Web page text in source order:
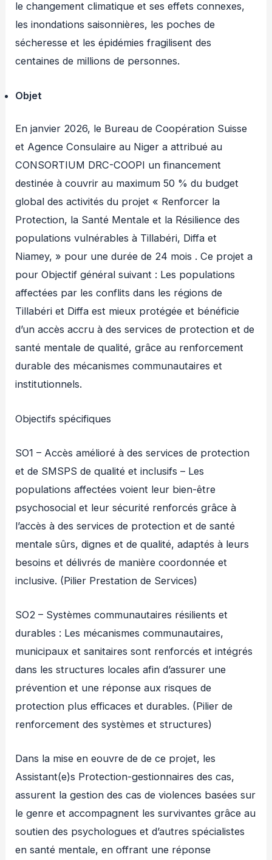
le changement climatique et ses effets connexes,
les inondations saisonnières, les poches de
sécheresse et les épidémies fragilisent des
centaines de millions de personnes.
Objet
En janvier 2026, le Bureau de Coopération Suisse
et Agence Consulaire au Niger a attribué au
CONSORTIUM DRC-COOPI un financement
destinée à couvrir au maximum 50 % du budget
global des activités du projet « Renforcer la
Protection, la Santé Mentale et la Résilience des
populations vulnérables à Tillabéri, Diffa et
Niamey, » pour une durée de 24 mois . Ce projet a
pour Objectif général suivant : Les populations
affectées par les conflits dans les régions de
Tillabéri et Diffa est mieux protégée et bénéficie
d’un accès accru à des services de protection et de
santé mentale de qualité, grâce au renforcement
durable des mécanismes communautaires et
institutionnels.
Objectifs spécifiques
SO1 – Accès amélioré à des services de protection
et de SMSPS de qualité et inclusifs – Les
populations affectées voient leur bien-être
psychosocial et leur sécurité renforcés grâce à
l’accès à des services de protection et de santé
mentale sûrs, dignes et de qualité, adaptés à leurs
besoins et délivrés de manière coordonnée et
inclusive. (Pilier Prestation de Services)
SO2 – Systèmes communautaires résilients et
durables : Les mécanismes communautaires,
municipaux et sanitaires sont renforcés et intégrés
dans les structures locales afin d’assurer une
prévention et une réponse aux risques de
protection plus efficaces et durables. (Pilier de
renforcement des systèmes et structures)
Dans la mise en eouvre de de ce projet, les
Assistant(e)s Protection-gestionnaires des cas,
assurent la gestion des cas de violences basées sur
le genre et accompagnent les survivantes grâce au
soutien des psychologues et d’autres spécialistes
en santé mentale, en offrant une réponse